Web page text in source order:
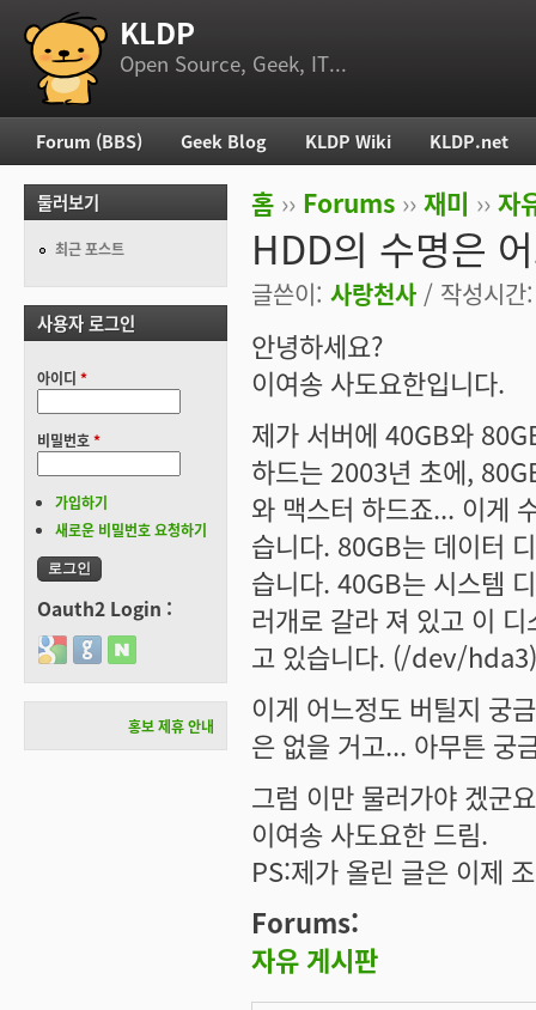
부 메뉴 KLDP
Open Source, Geek, IT...
현재 위치
홈 ›› Forums ›› 재미 ›› 자
HDD의 수명은
글쓴이: 사랑천사 / 작성시
안녕하세요?
이여송 사도요한입니다.
제가 서버에 40GB와
하드는 2003년 초에,
와 맥스터 하드죠... 이게
습니다. 80GB는 데이터
습니다. 40GB는 시스템
러개로 갈라 져 있고 이
고 있습니다. (/dev/hda3)
이게 어느정도 버틸지 궁
은 없을 거고... 아무튼 궁
그럼 이만 물러가야 겠군
이여송 사도요한 드림.
PS:제가 올린 글은 이제
Forums:
자유 게시판
주 메뉴
Forum (BBS) Geek Blog KLDP Wiki KLDP.net
둘러보기
최근 포스트
사용자 로그인
아이디 *
비밀번호*
가입하기
새로운 비밀번호 요청하기
Oauth2 Login :
Login with Google
Login with GitHub
Login with Naver
홍보 제휴 안내